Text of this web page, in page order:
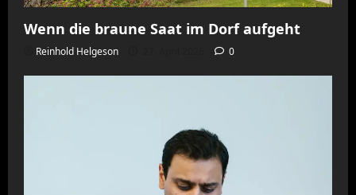
Wenn die braune Saat im Dorf aufgeht
Reinhold Helgeson 0